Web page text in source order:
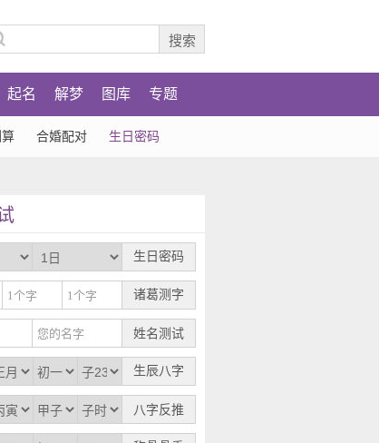
起名 解梦 图库 专题
合婚配对 生日密码
生日密码
诸葛测字
生辰八字